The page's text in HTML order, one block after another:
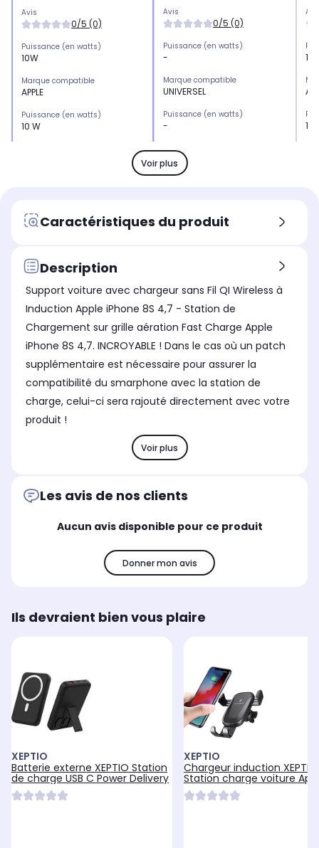
Avis
0/5 (0)
Puissance (en watts)
10W
Marque compatible
APPLE
Puissance (en watts)
10 W
Avis
0/5 (0)
Puissance (en watts)
-
Marque compatible
UNIVERSEL
Puissance (en watts)
-
Catégorie
Chargeur induction
10
Voir plus
Caractéristiques du produit
Description
Support voiture avec chargeur sans Fil QI Wireless à
Induction Apple iPhone 8S 4,7 - Station de
Chargement sur grille aération Fast Charge Apple
iPhone 8S 4,7. INCROYABLE ! Dans le cas où un patch
supplémentaire est nécessaire pour assurer la
compatibilité du smarphone avec la station de
charge, celui-ci sera rajouté directement avec votre
produit !
Voir plus
Les avis de nos clients
Aucun avis disponible pour ce produit
Donner mon avis
Ils devraient bien vous plaire
XEPTIO
Batterie externe XEPTIO Station
de charge USB C Power Delivery
XEPTIO
Chargeur induction XEPTIO
Station charge voiture
iPhone 7